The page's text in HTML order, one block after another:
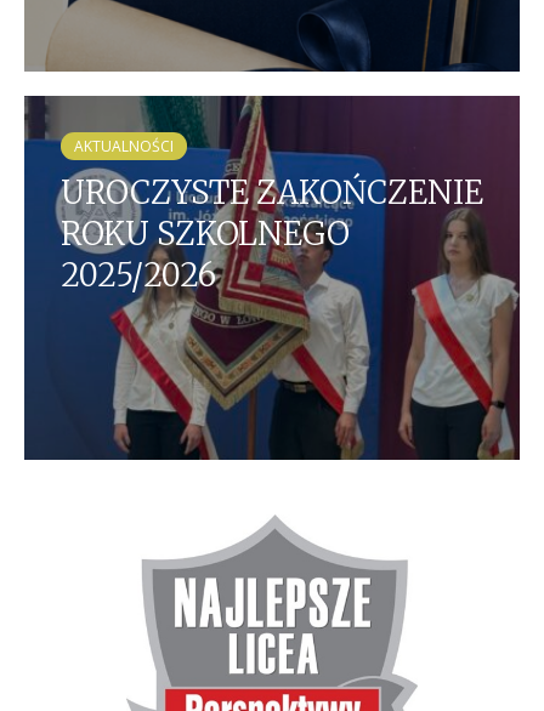
AKTUALNOŚCI
UROCZYSTE ZAKOŃCZENIE
ROKU SZKOLNEGO
2025/2026